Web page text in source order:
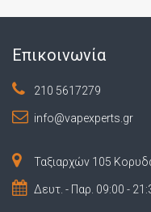
Επικοινωνία
210 5617279
info@vapexperts.gr
Ταξιαρχών 105
Δευτ. - Παρ. 09:00 -